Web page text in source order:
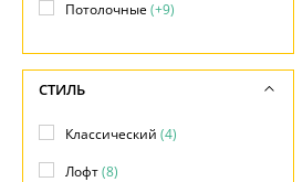
Потолочные(+9)
СТИЛЬ
Классический (4)
Лофт(8)